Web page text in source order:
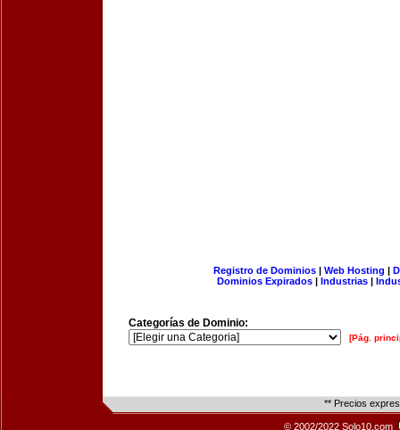
Registro de Dominios| Web Hosting |
Dominios Expirados | Industrias |
Categorías de Dominio:
[Pág.
** Precios
© 2002/2022 Solo10.com